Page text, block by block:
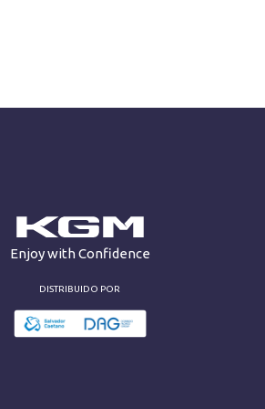
Enjoy with Confidence
DISTRIBUIDO POR